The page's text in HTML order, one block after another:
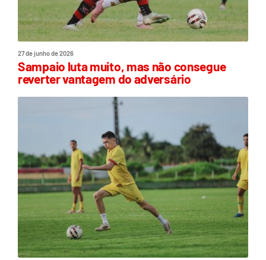
27 de junho de 2026
Sampaio luta muito, mas não consegue
reverter vantagem do adversário